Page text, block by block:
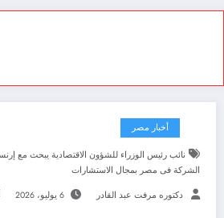
أخبار مصر
نائب رئيس الوزراء للشؤون الاقتصادية يبحث مع
الشركة فى مصر بمجال الاستشارات
دكتوره مرفت عبد القادر 6 يوليو، 2026